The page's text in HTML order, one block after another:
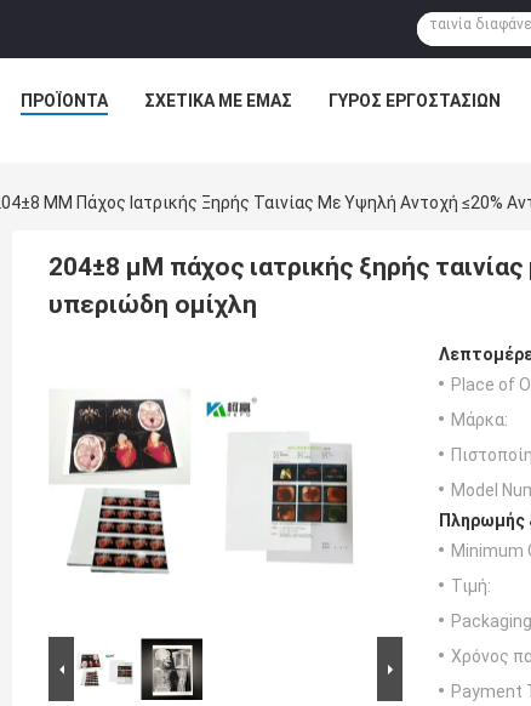
ΠΡΟΪΌΝΤΑ ΣΧΕΤΙΚΆ ΜΕ ΕΜΆΣ ΓΎΡΟΣ ΕΡΓΟΣΤΑΣΊΩΝ
ΜM Πάχος Ιατρικής Ξηρής Ταινίας Με Υψηλή Αντοχή ≤20%
204±8 μM πάχος ιατρικής ξηρής
υπεριώδη ομίχλη
Place of
Μάρκα:
Model
Πληρωμής
Minimum
Τιμή:
Χρόνος
Payment